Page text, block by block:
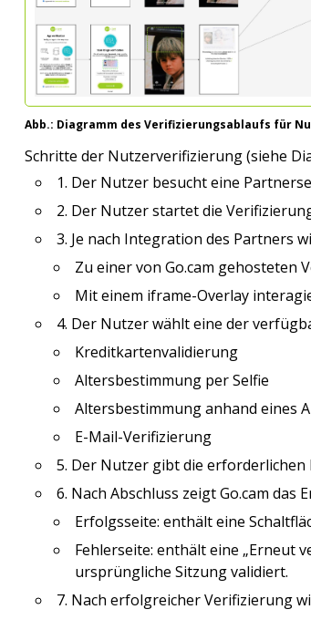
Abb.: Diagramm des Verifizierungsablaufs für
Schritte der Nutzerverifizierung (siehe
1. Der Nutzer besucht eine
2. Der Nutzer startet die
3. Je nach Integration des Partners
Zu einer von Go.cam gehosteten
Mit einem iframe-Overlay
4. Der Nutzer wählt eine der
Kreditkartenvalidierung
Altersbestimmung per Selfie
Altersbestimmung anhand eines
E-Mail-Verifizierung
5. Der Nutzer gibt die erforderlichen
6. Nach Abschluss zeigt Go.cam das
Erfolgsseite: enthält eine
Fehlerseite: enthält eine „Erneut
ursprüngliche Sitzung validiert.
7. Nach erfolgreicher Verifizierung